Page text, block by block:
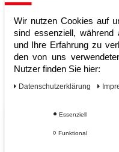
Sofort lieferbar
Kauf auf Rechnung
Wir nutzen Cookies auf
sind essenziell,
und Ihre Erfahrung zu
den von uns
Nutzer finden Sie hier:
Daten­schutz­erklärung
Essenziell
Funktional